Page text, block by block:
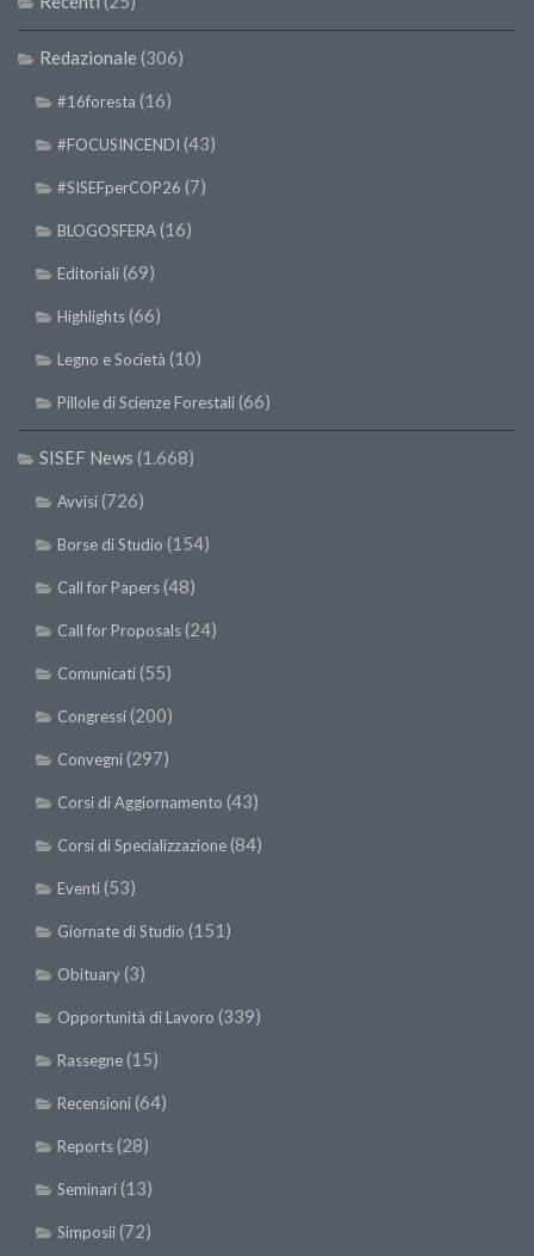
Redazionale (306)
#16foresta (16)
#FOCUSINCENDI (43)
#SISEFperCOP26 (7)
BLOGOSFERA(16)
Editoriali(69)
Highlights(66)
Legno e Società (10)
Pillole di Scienze Forestali(66)
SISEF News (1.668)
Avvisi(726)
Borse di Studio (154)
Call for Papers(48)
Call for Proposals(24)
Comunicati(55)
Congressi(200)
Convegni(297)
Corsi di Aggiornamento (43)
Corsi di Specializzazione(84)
Eventi(53)
Giornate di Studio (151)
Obituary(3)
Opportunità di Lavoro (339)
Rassegne(15)
Recensioni(64)
Reports(28)
Seminari(13)
Simposii(72)